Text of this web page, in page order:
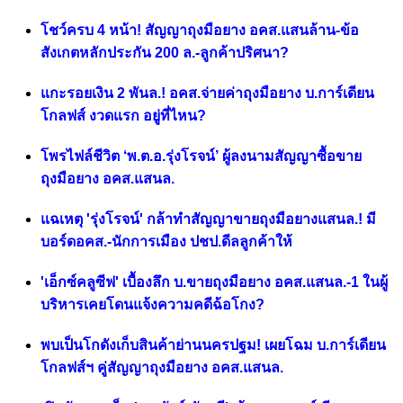
โชว์ครบ 4 หน้า! สัญญาถุงมือยาง อคส.แสนล้าน-ข้อ
สังเกตหลักประกัน 200 ล.-ลูกค้าปริศนา?
แกะรอยเงิน 2 พันล.! อคส.จ่ายค่าถุงมือยาง บ.การ์เดียน
โกลฟส์ งวดแรก อยู่ที่ไหน?
โพรไฟล์ชีวิต ‘พ.ต.อ.รุ่งโรจน์’ ผู้ลงนามสัญญาซื้อขาย
ถุงมือยาง อคส.แสนล.
แฉเหตุ 'รุ่งโรจน์' กล้าทำสัญญาขายถุงมือยางแสนล.! มี
บอร์ดอคส.-นักการเมือง ปชป.ดีลลูกค้าให้
'เอ็กซ์คลูซีฟ' เบื้องลึก บ.ขายถุงมือยาง อคส.แสนล.-1 ในผู้
บริหารเคยโดนแจ้งความคดีฉ้อโกง?
พบเป็นโกดังเก็บสินค้าย่านนครปฐม! เผยโฉม บ.การ์เดียน
โกลฟส์ฯ คู่สัญญาถุงมือยาง อคส.แสนล.